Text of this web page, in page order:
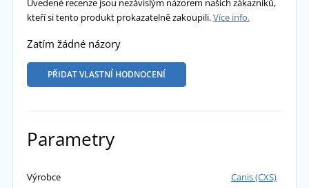
kteří si tento produkt prokazatelně zakoupili.Více info.
Zatím žádné názory
PŘIDAT VLASTNÍ HODNOCENÍ
Parametry
Výrobce
Canis (CXS)